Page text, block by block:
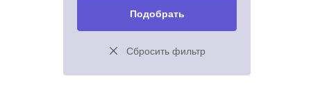
Подобрать
Сбросить фильтр